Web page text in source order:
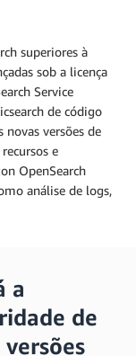
superiores à
sob a licença
Service
de código
versões de
e
OpenSearch
análise de logs,
a
de